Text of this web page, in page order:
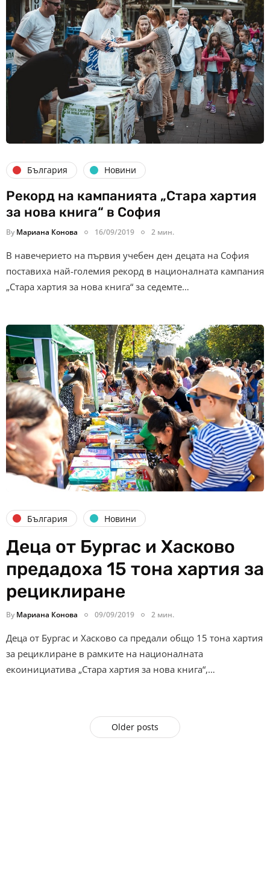
България Новини
Рекорд на кампанията „Стара хартия
за нова книга“ в София
By Мариана Конова 16/09/2019 2 мин.
В навечерието на първия учебен ден децата на София
поставиха най-големия рекорд в националната кампания
„Стара хартия за нова книга“ за седемте…
България Новини
Деца от Бургас и Хасково
предадоха 15 тона хартия за
рециклиране
By Мариана Конова 09/09/2019 2 мин.
Деца от Бургас и Хасково са предали общо 15 тона хартия
за рециклиране в рамките на националната
екоинициатива „Стара хартия за нова книга“,…
Older posts